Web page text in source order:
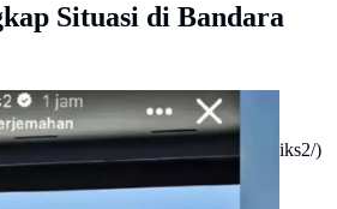
Situasi di Bandara
Qatar, Kevin Diks Ungkap Sudah
di Denmark. (dok.Instagram
www.instagram.com/stories/kevindiks2/)